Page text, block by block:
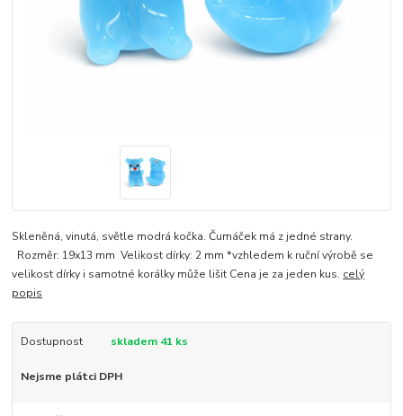
Skleněná, vinutá, světle modrá kočka. Čumáček má z jedné strany.
Rozměr: 19x13 mm Velikost dírky: 2 mm *vzhledem k ruční výrobě se
velikost dírky i samotné korálky může lišit Cena je za jeden kus. celý
popis
Dostupnost skladem 41 ks
Nejsme plátci DPH